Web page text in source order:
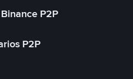
P2P
P2P